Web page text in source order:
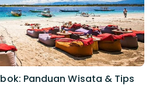
Panduan Wisata & Tips